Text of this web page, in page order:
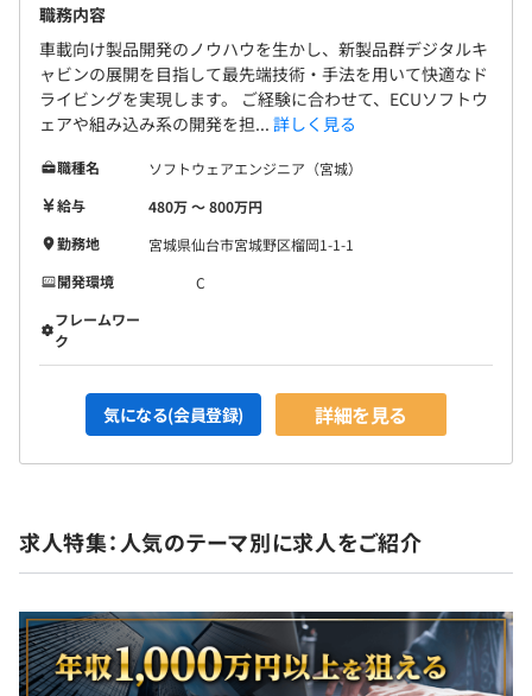
・テーマは異なりますが、チームでコミュニケーションを
取りながら開発を進めています
・製品側プロジェクトと密接に関係するため、製品開発チ
ーム、営業と定例MTGなどで互いの進度の確認、課題対
応整合などをおこないながら開発推進します
・40代のメンバーを中心に幅広い年代の方が活躍してい
・規定に満たせば、副業もOKです
【開発環境】
・分析ツール： Tableau, Kibana他
・言語: Python, JavaScript, HTML5+CSS3
・フレームワーク：React（Node.js）
・KML／独自フォーマットのロケーションデータ
・人事考課：年2回
職務内容
車載向け製品開発のノウハウを生かし、新製品群デジタルキ
ャビンの展開を目指して最先端技術・手法を用いて快適なド
ライビングを実現します。 ご経験に合わせて、ECUソフトウ
ェアや組み込み系の開発を担... 詳しく見る
職種名
ソフトウェアエンジニア（宮城）
給与
480万 〜 800万円
勤務地
宮城県仙台市宮城野区榴岡1-1-1
開発環境
C
フレームワー
ク
気になる(会員登録) 詳細を見る
求人特集：人気のテーマ別に求人をご紹介